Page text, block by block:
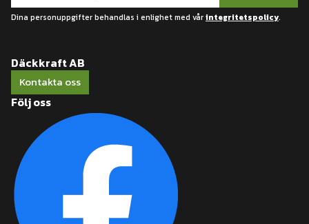
Dina personuppgifter behandlas i enlighet med vårintegritetspolicy.
Däckkraft AB
Kontakta oss
Följ oss